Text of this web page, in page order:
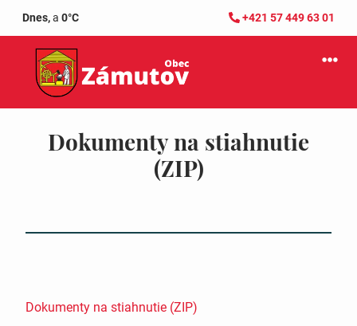
Dnes,a 0°C +421 57 449 63 01
Dokumenty na stiahnutie
(ZIP)
Dokumenty na stiahnutie (ZIP)